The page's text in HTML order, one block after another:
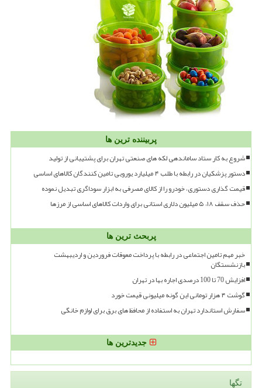
پربیننده ترین ها
شروع به کار ستاد ساماندهی لکه های صنعتی تهران برای پشتیبانی از تولید
دستور پزشکیان در رابطه با طلب ۴ میلیارد یورویی تامین کنندگان کالاهای اساسی
قیمت گذاری دستوری، خودرو را از کالای مصرفی به ابزار سوداگری تبدیل نموده
حذف سقف ۱۸، ۵ میلیون دلاری استانی برای واردات کالاهای اساسی از مرزها
پربحث ترین ها
خبر مهم تامین اجتماعی در رابطه با پرداخت معوقات فروردین و اردیبهشت
بازنشستگان
افزایش 70 تا 100 درصدی اجاره بها در تهران
گوشت ۴ هزار تومانی این گونه میلیونی قیمت خورد
سفارش استاندارد تهران به استفاده از محافظ های برق برای لوازم خانگی
جدیدترین ها
تگها